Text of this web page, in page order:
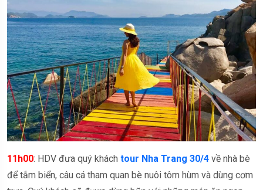
11h00: HDV đưa quý khách tour Nha Trang 30/4 về nhà bè
để tắm biển, câu cá tham quan bè nuôi tôm hùm và dùng cơm